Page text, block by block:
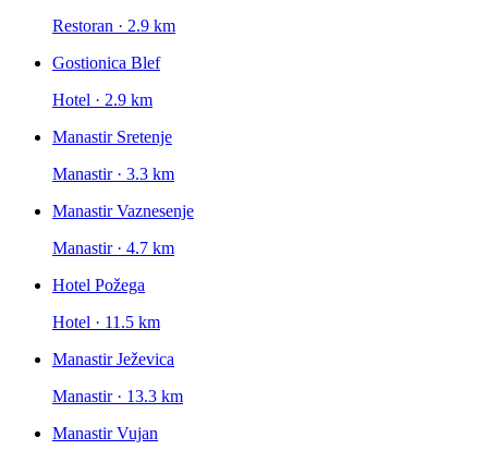
Restoran · 2.9 km
Gostionica Blef
Hotel · 2.9 km
Manastir Sretenje
Manastir · 3.3 km
Manastir Vaznesenje
Manastir · 4.7 km
Hotel Požega
Hotel · 11.5 km
Manastir Ježevica
Manastir · 13.3 km
Manastir Vujan